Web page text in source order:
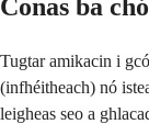
Conas ba
Tugtar amikacin i
(infhéitheach) nó
leigheas seo a